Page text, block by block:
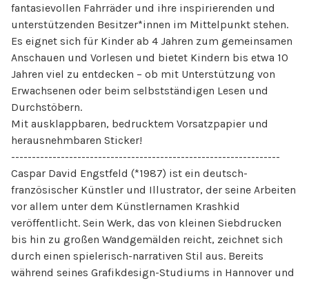
fantasievollen Fahrräder und ihre inspirierenden und
unterstützenden Besitzer*innen im Mittelpunkt stehen.
Es eignet sich für Kinder ab 4 Jahren zum gemeinsamen
Anschauen und Vorlesen und bietet Kindern bis etwa 10
Jahren viel zu entdecken – ob mit Unterstützung von
Erwachsenen oder beim selbstständigen Lesen und
Durchstöbern.
Mit ausklappbaren, bedrucktem Vorsatzpapier und
herausnehmbaren Sticker!
-----------------------------------------------------------------
Caspar David Engstfeld (*1987) ist ein deutsch-
französischer Künstler und Illustrator, der seine Arbeiten
vor allem unter dem Künstlernamen Krashkid
veröffentlicht. Sein Werk, das von kleinen Siebdrucken
bis hin zu großen Wandgemälden reicht, zeichnet sich
durch einen spielerisch-narrativen Stil aus. Bereits
während seines Grafikdesign-Studiums in Hannover und